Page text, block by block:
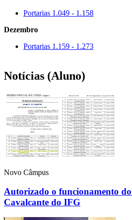
Portarias 1.049 - 1.158
Dezembro
Portarias 1.159 - 1.273
Notícias (Aluno)
Novo Câmpus
Autorizado o funcionamento
Cavalcante do IFG